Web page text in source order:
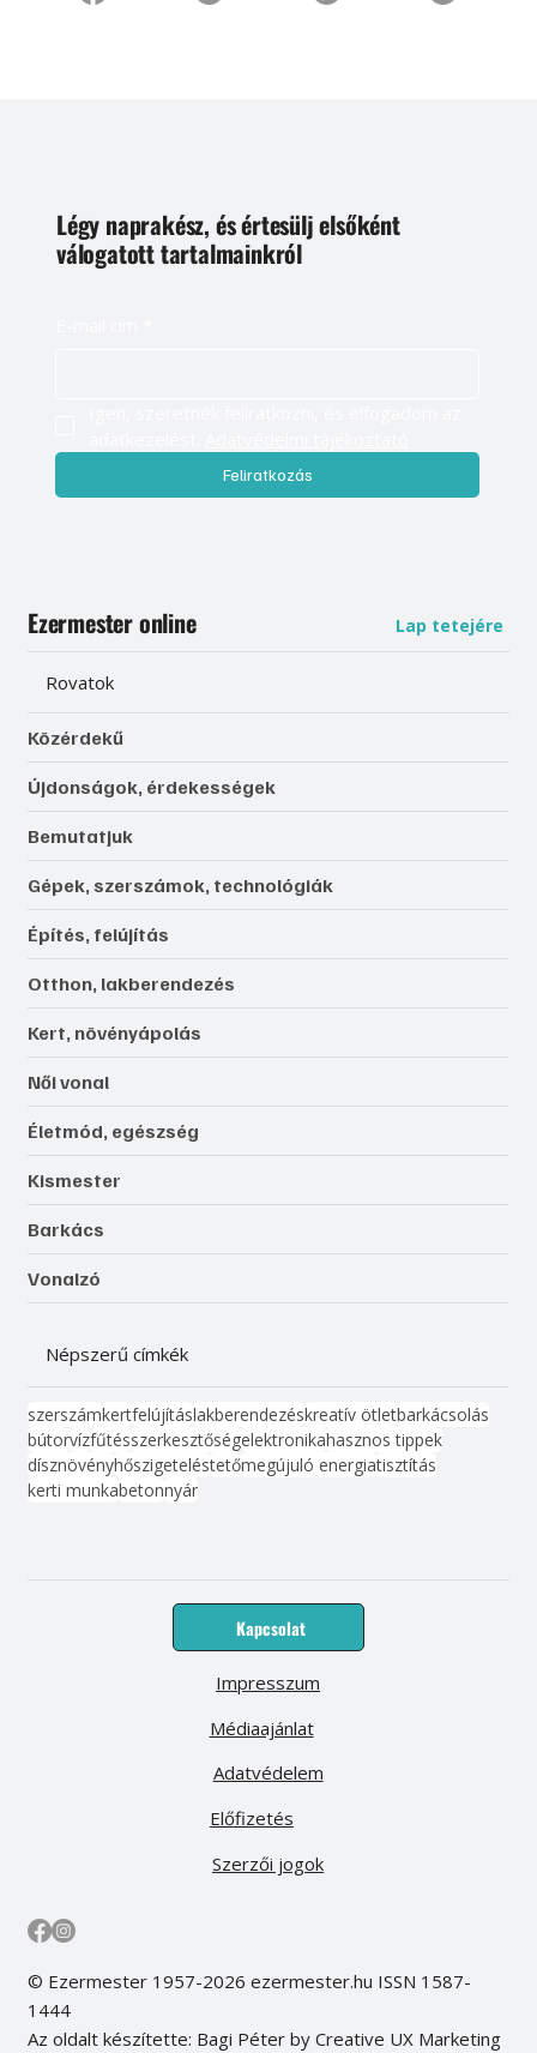
Légy naprakész, és értesülj elsőként
válogatott tartalmainkról
Feliratkozás
Ezermester online Lap tetejére
Rovatok
Közérdekű
Újdonságok, érdekességek
Bemutatjuk
Gépek, szerszámok, technológiák
Építés, felújítás
Otthon, lakberendezés
Kert, növényápolás
Női vonal
Életmód, egészség
Kismester
Barkács
Vonalzó
Népszerű címkék
szerszámkertfelújításlakberendezéskreatív ötletbarkácsolás
bútorvízfűtésszerkesztőségelektronikahasznos tippek
dísznövényhőszigeteléstetőmegújuló energiatisztítás
kerti munkabetonnyár
Kapcsolat
Médiaajánlat
Előfizetés
Impresszum
Adatvédelem
Szerzői jogok
© Ezermester 1957-2026 ezermester.hu ISSN 1587-
1444
Az oldalt készítette: Bagi Péter by Creative UX Marketing